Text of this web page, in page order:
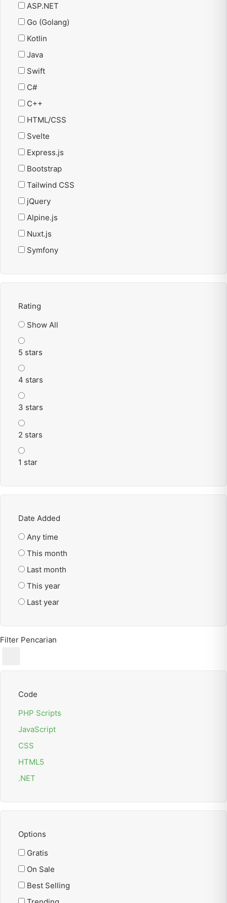
ASP.NET
Go (Golang)
Kotlin
Java
Swift
C#
C++
HTML/CSS
Svelte
Express.js
Bootstrap
Tailwind CSS
jQuery
Alpine.js
Nuxt.js
Symfony
Rating
Show All
5 stars
4 stars
3 stars
2 stars
1 star
Date Added
Any time
This month
Last month
This year
Last year
Filter Pencarian
Code
PHP Scripts
JavaScript
CSS
HTML5
.NET
Options
Gratis
On Sale
Best Selling